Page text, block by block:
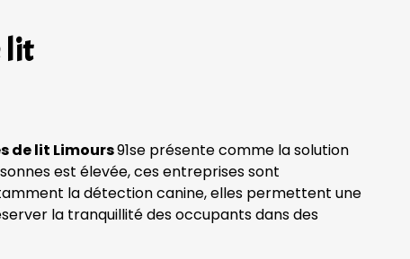
lit
de lit Limours91se présente comme la solution
est élevée, ces entreprises sont
la détection canine, elles permettent une
la tranquillité des occupants dans des